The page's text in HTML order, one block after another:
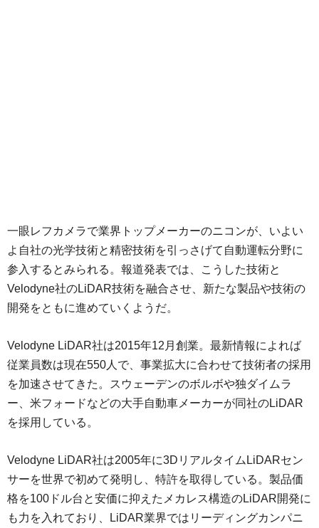
一眼レフカメラで業界トップメーカーのニコンが、いよい
よ自社の光学技術と精密技術を引っさげて自動運転分野に
参入するとみられる。報道発表では、こうした技術と
Velodyne社のLiDAR技術を融合させ、新たな製品や技術の
開発をともに進めていくようだ。
Velodyne LiDAR社は2015年12月創業。最新情報によれば
従業員数は現在550人で、事業拡大に合わせて技術者の採用
を加速させてきた。スウェーデンのボルボや独ダイムラ
ー、米フォードなどの大手自動車メーカーが同社のLiDAR
を採用している。
Velodyne LiDAR社は2005年に3DリアルタイムLiDARセン
サーを世界で初めて発明し、特許を取得している。製品価
格を100ドル台と安価に抑えたメカレス構造のLiDAR開発に
も力を入れており、LiDAR業界ではリーディングカンパニ